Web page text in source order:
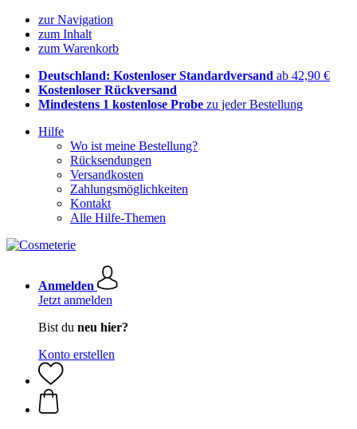
zur Navigation
zum Inhalt
zum Warenkorb
Deutschland: Kostenloser Standardversand ab 42,90 €
Kostenloser Rückversand
Mindestens 1 kostenlose Probe zu jeder Bestellung
Hilfe
Wo ist meine Bestellung?
Rücksendungen
Versandkosten
Zahlungsmöglichkeiten
Kontakt
Alle Hilfe-Themen
Anmelden
Jetzt anmelden
Bist du neu hier?
Konto erstellen